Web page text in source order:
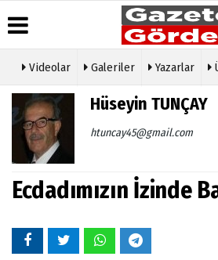
Üye Paneli
Haber
Arşivi
Gazete
Arşivi
Günün
Haberleri
Hava
Durumu
Gazete
Biyografiler
Köşe
Videolar Galeriler Yazarlar
Hüseyin TUNÇAY
htuncay45@gmail.com
Ecdadımızın İzinde